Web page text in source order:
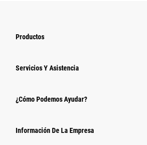
Productos
Servicios Y Asistencia
¿Cómo Podemos Ayudar?
Información De La Empresa